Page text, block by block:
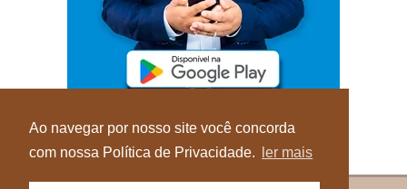
Ao navegar por nosso site você concorda
com nossa Política de Privacidade.
ler mais